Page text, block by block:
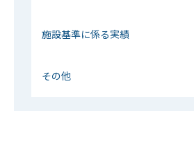
施設基準に係る実績
その他